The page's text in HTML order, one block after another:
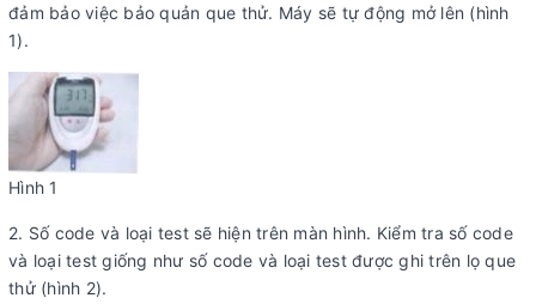
đảm bảo việc bảo quản que thử. Máy sẽ tự động mở lên (hình
1).
Hình 1
2. Số code và loại test sẽ hiện trên màn hình. Kiểm tra số code
và loại test giống như số code và loại test được ghi trên lọ que
thử (hình 2).